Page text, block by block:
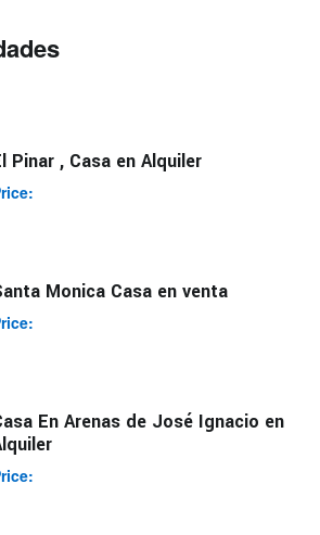
Pinar , Casa en Alquiler
Monica Casa en venta
En Arenas de José Ignacio en